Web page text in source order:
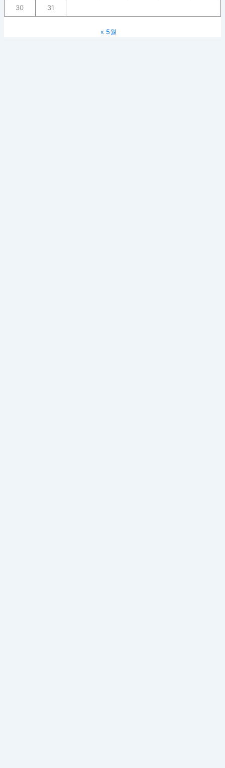
30 31
« 5월